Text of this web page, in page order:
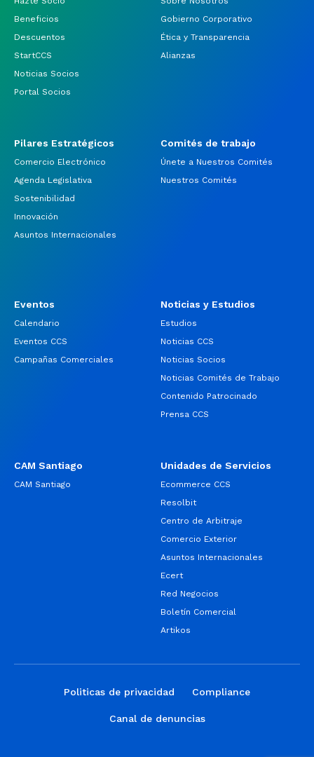
Beneficios
Descuentos
StartCCS
Noticias Socios
Portal Socios
Gobierno Corporativo
Ética y Transparencia
Alianzas
Pilares Estratégicos
Comercio Electrónico
Agenda Legislativa
Sostenibilidad
Innovación
Asuntos Internacionales
Comités de trabajo
Únete a Nuestros Comités
Nuestros Comités
Eventos
Calendario
Eventos CCS
Campañas Comerciales
Noticias y Estudios
Estudios
Noticias CCS
Noticias Socios
Noticias Comités de Trabajo
Contenido Patrocinado
Prensa CCS
CAM Santiago
CAM Santiago
Unidades de Servicios
Ecommerce CCS
Resolbit
Centro de Arbitraje
Comercio Exterior
Asuntos Internacionales
Ecert
Red Negocios
Boletín Comercial
Artikos
Politicas de privacidad Compliance
Canal de denuncias